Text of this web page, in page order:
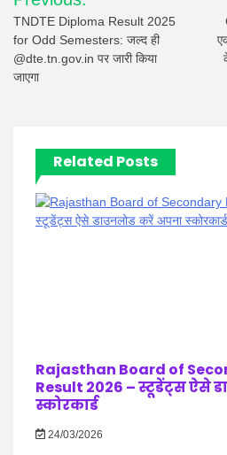
navigation
TNDTE Diploma Result 2025
for Odd Semesters: जल्द ही
@dte.tn.gov.in पर जारी किया
जाएगा
Related Posts
Rajasthan Board of
Result 2026 – स्टूडेंट्स ऐसे
स्कोरकार्ड
24/03/2026